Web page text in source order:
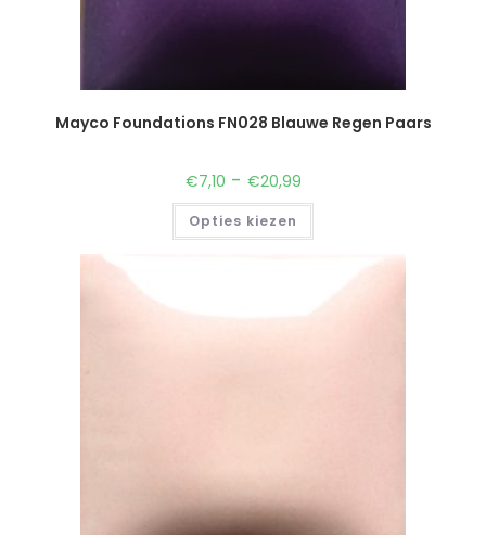
Mayco Foundations FN028 Blauwe Regen Paars
€7,10 - €20,99
Opties kiezen